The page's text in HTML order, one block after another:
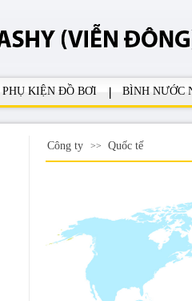
PHỤ KIỆN ĐỒ BƠI BÌNH NƯỚC
Công ty >> Quốc tế